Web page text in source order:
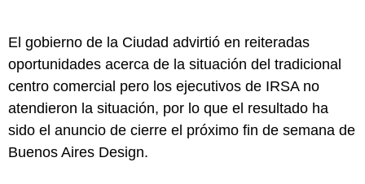
El gobierno de la Ciudad advirtió en reiteradas
oportunidades acerca de la situación del tradicional
centro comercial pero los ejecutivos de IRSA no
atendieron la situación, por lo que el resultado ha
sido el anuncio de cierre el próximo fin de semana de
Buenos Aires Design.